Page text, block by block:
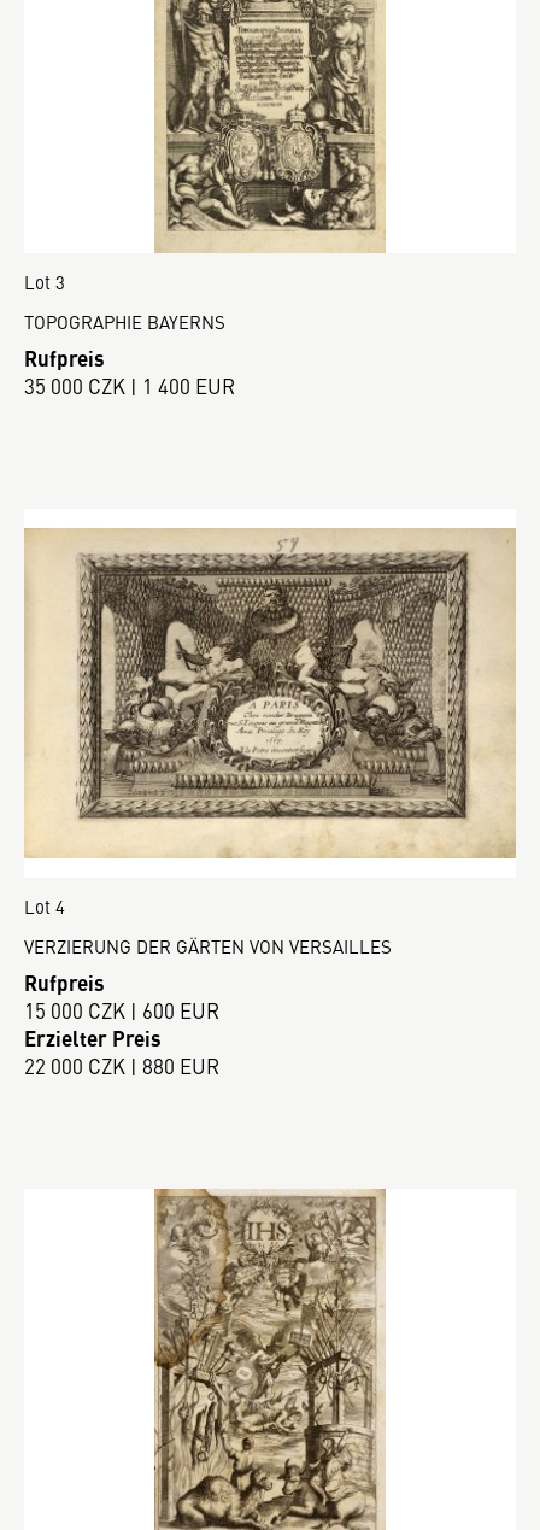
Lot 3
TOPOGRAPHIE BAYERNS
Rufpreis
35 000 CZK | 1 400 EUR
Lot 4
VERZIERUNG DER GÄRTEN VON VERSAILLES
Rufpreis
15 000 CZK | 600 EUR
Erzielter Preis
22 000 CZK | 880 EUR